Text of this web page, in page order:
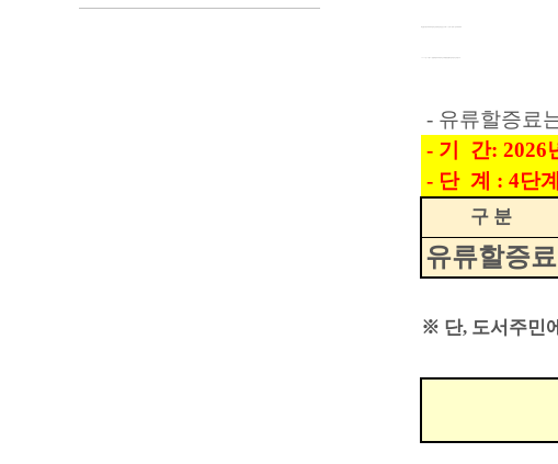
- 유류할증료
- 기 간: 2026
- 단 계 : 4단
구 분
유류할증료
※ 단, 도서주민